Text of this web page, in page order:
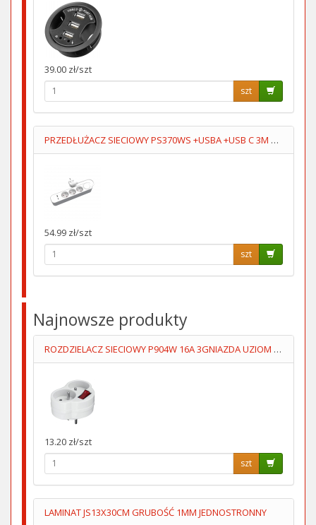
39.00 zł/szt
szt
PRZEDŁUŻACZ SIECIOWY PS370WS +USBA +USB C 3M 5V/2.4A
54.99 zł/szt
szt
Najnowsze produkty
ROZDZIELACZ SIECIOWY P904W 16A 3GNIAZDA UZIOM WYŁĄCZNIK
13.20 zł/szt
szt
LAMINAT JS13X30CM GRUBOŚĆ 1MM JEDNOSTRONNY